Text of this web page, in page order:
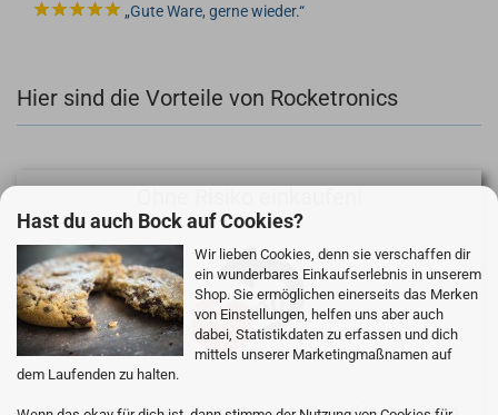
Hast du auch Bock auf Cookies?
Wir lieben Cookies, denn sie verschaffen dir
ein wunderbares Einkaufserlebnis in unserem
Shop. Sie ermöglichen einerseits das Merken
von Einstellungen, helfen uns aber auch
dabei, Statistikdaten zu erfassen und dich
mittels unserer Marketingmaßnamen auf
dem Laufenden zu halten.
Gute Ware, gerne wieder.
Hier sind die Vorteile von Rocketronics